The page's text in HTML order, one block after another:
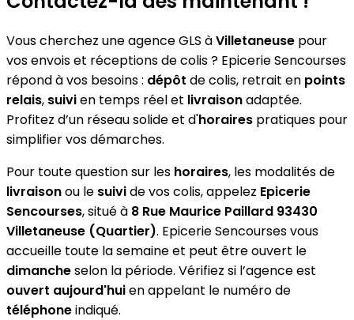
Vous cherchez une agence GLS àVilletaneuse pour
vos envois et réceptions de colis ? Epicerie Sencourses
répond à vos besoins : dépôt de colis, retrait en points
relais, suivien temps réel et livraisonadaptée.
Profitez d’un réseau solide et d'horaires pratiques pour
simplifier vos démarches.
Pour toute question sur les horaires, les modalités de
livraisonou le suivide vos colis, appelez Epicerie
Sencourses, situé à 8 Rue Maurice Paillard 93430
Villetaneuse (Quartier). Epicerie Sencourses vous
accueille toute la semaine et peut être ouvert le
dimancheselon la période. Vérifiez si l’agence est
ouvert aujourd'huien appelant le numéro de
téléphoneindiqué.